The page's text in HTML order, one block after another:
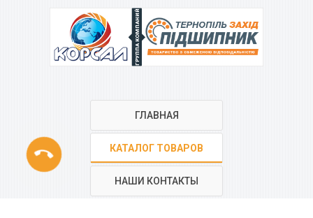
phone
ГРУППА КОМПАНИЙ
ГЛАВНАЯ
КАТАЛОГ ТОВАРОВ
НАШИ КОНТАКТЫ